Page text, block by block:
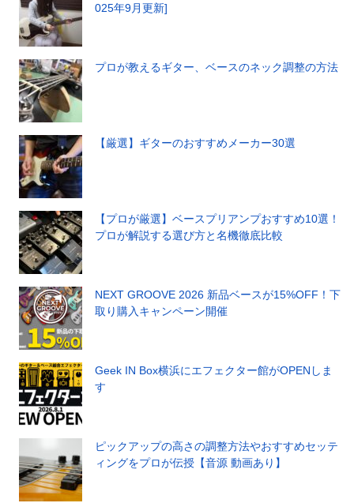
025年9月更新]
プロが教えるギター、ベースのネック調整の方法
【厳選】ギターのおすすめメーカー30選
【プロが厳選】ベースプリアンプおすすめ10選！
プロが解説する選び方と名機徹底比較
NEXT GROOVE 2026 新品ベースが15%OFF！下
取り購入キャンペーン開催
Geek IN Box横浜にエフェクター館がOPENしま
す
ピックアップの高さの調整方法やおすすめセッテ
ィングをプロが伝授【音源 動画あり】